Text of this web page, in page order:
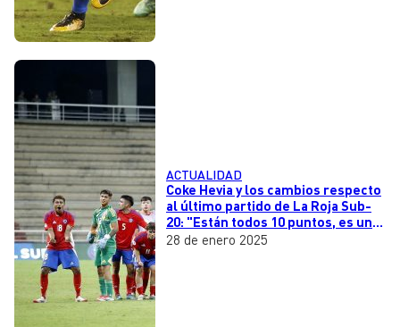
ACTUALIDAD
Coke Hevia y los cambios respecto
al último partido de La Roja Sub-
20: "Están todos 10 puntos, es una
decisión del entrenador"
28 de enero 2025